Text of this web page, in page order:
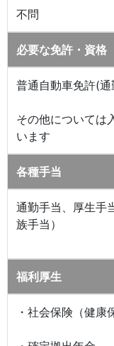
不問
必要な免許・資格
普通自動車免許(通
その他については
います
各種手当
通勤手当、厚生手
族手当）
福利厚生
・社会保険（健康